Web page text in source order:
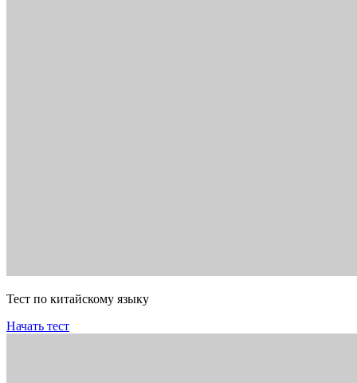
Тест по китайскому языку
Начать тест